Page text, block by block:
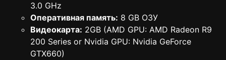
3.0 GHz
Оперативная память: 8 GB ОЗУ
Видеокарта: 2GB (AMD GPU: AMD Radeon R9
200 Series or Nvidia GPU: Nvidia GeForce
GTX660)